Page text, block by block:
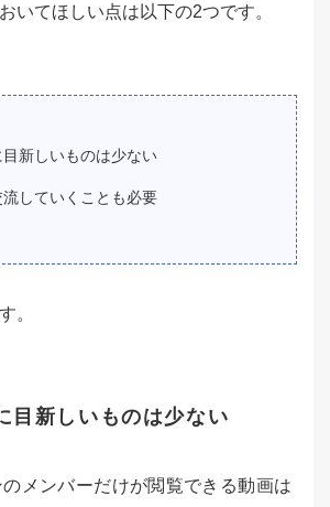
いてほしい点は以下の2つです。
新しいものは少ない
流していくことも必要
。
目新しいものは少ない
メンバーだけが閲覧できる動画は